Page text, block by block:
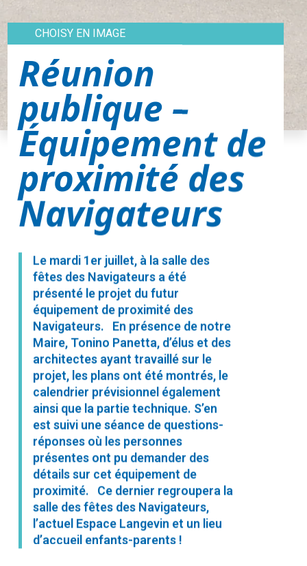
CHOISY EN IMAGE
Réunion
publique –
Équipement de
proximité des
Navigateurs
Le mardi 1er juillet, à la salle des
fêtes des Navigateurs a été
présenté le projet du futur
équipement de proximité des
Navigateurs. En présence de notre
Maire, Tonino Panetta, d’élus et des
architectes ayant travaillé sur le
projet, les plans ont été montrés, le
calendrier prévisionnel également
ainsi que la partie technique. S’en
est suivi une séance de questions-
réponses où les personnes
présentes ont pu demander des
détails sur cet équipement de
proximité. Ce dernier regroupera la
salle des fêtes des Navigateurs,
l’actuel Espace Langevin et un lieu
d’accueil enfants-parents !